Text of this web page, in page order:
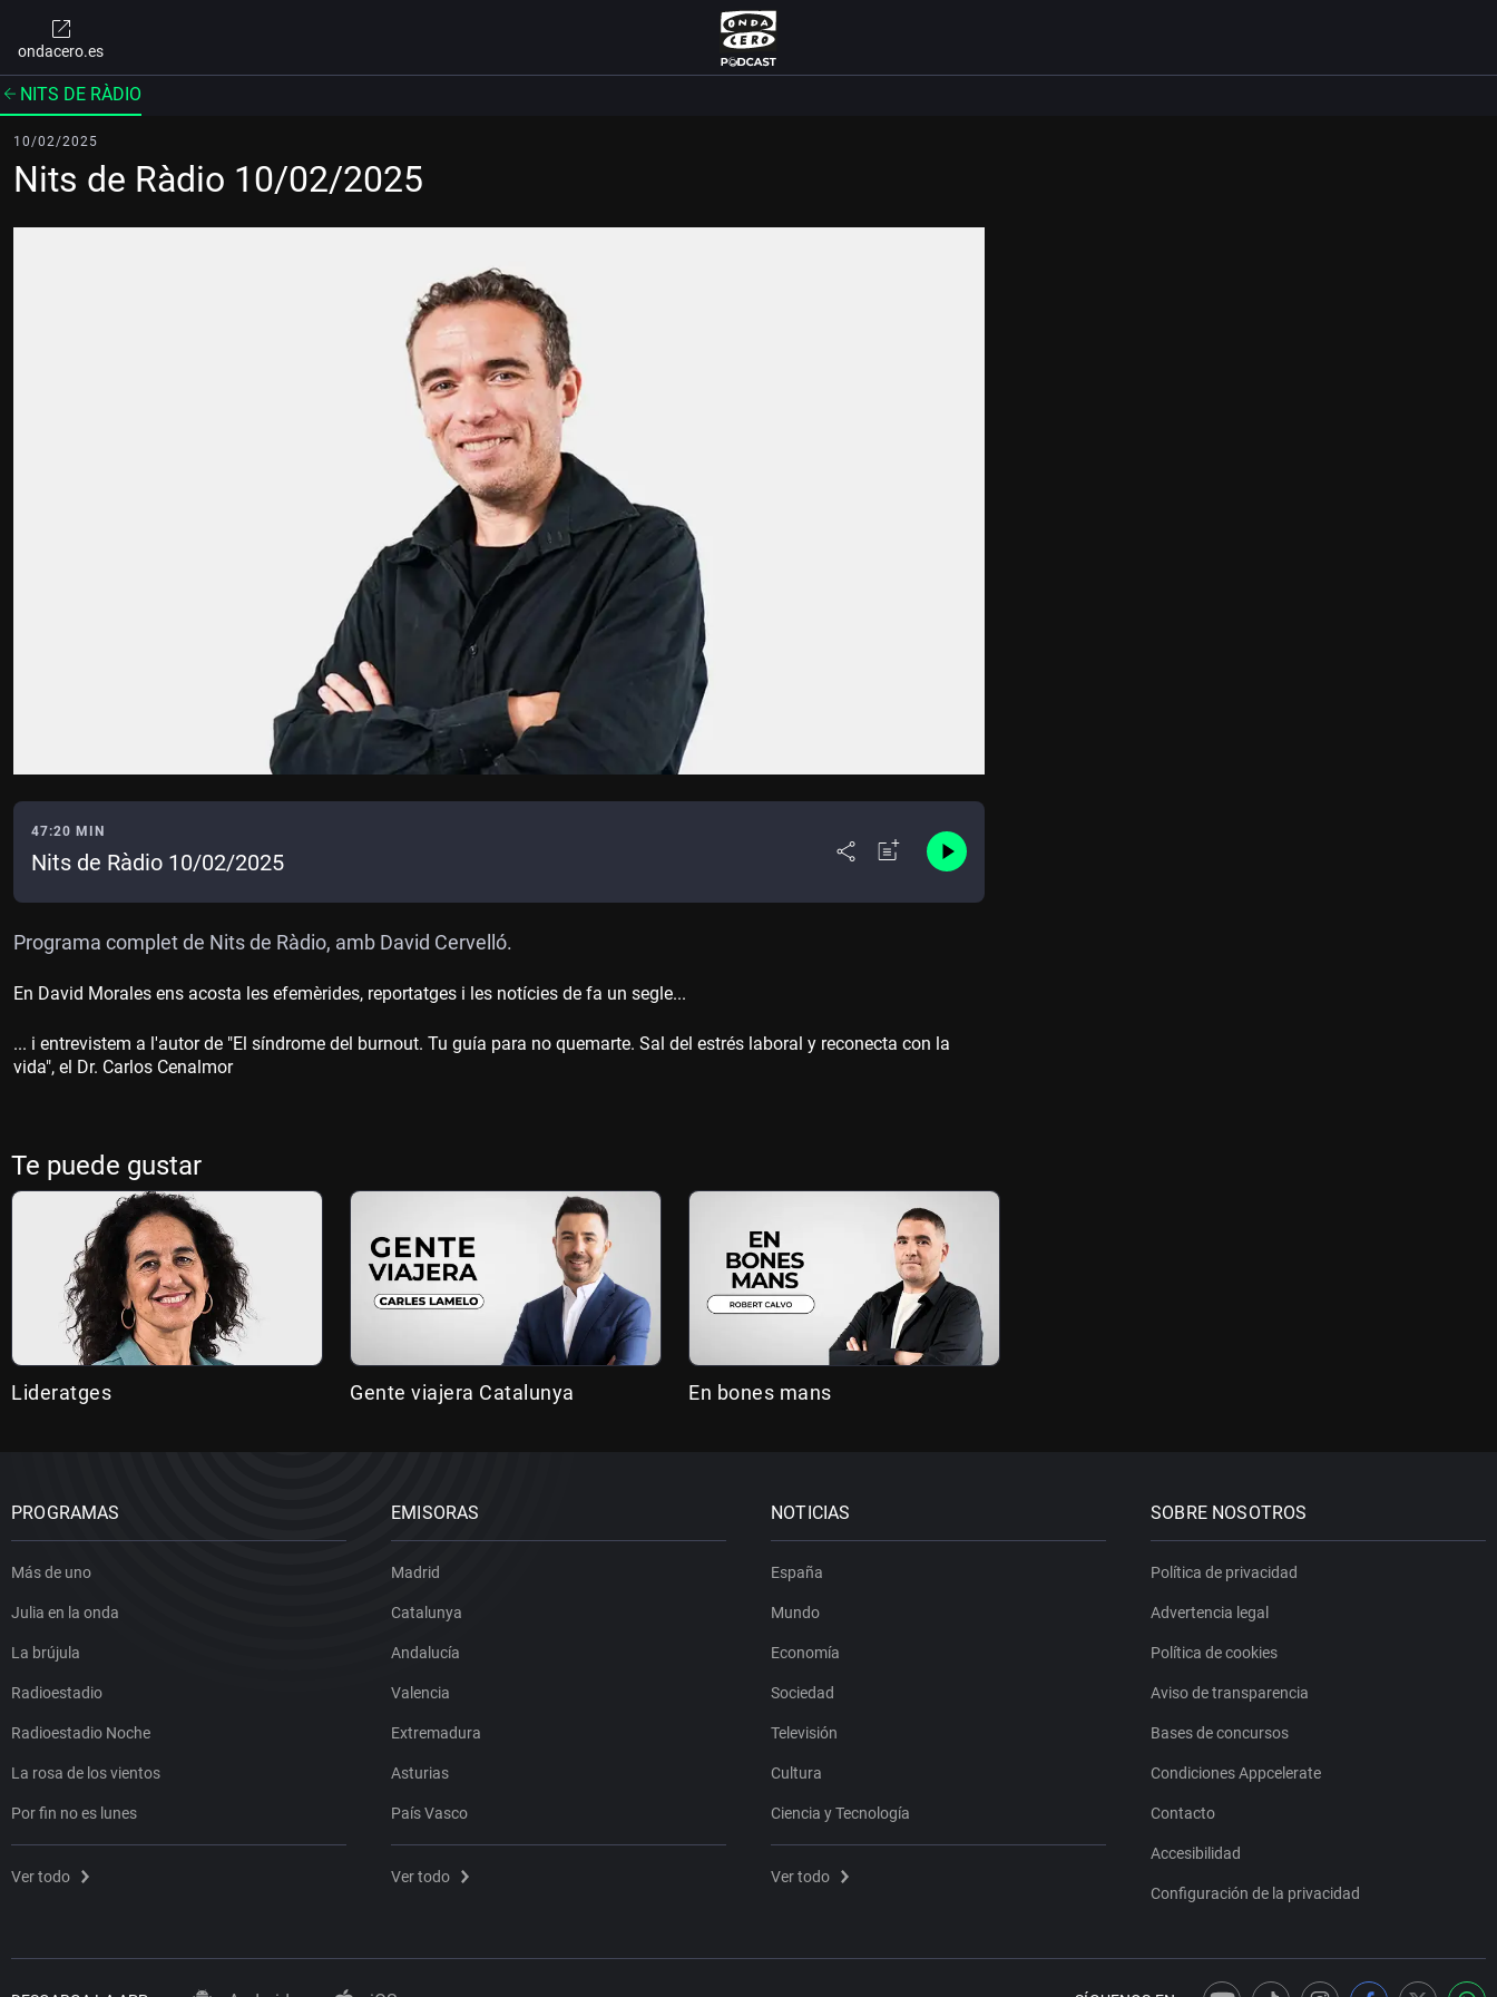
ondacero.es
NITS DE RÀDIO
10/02/2025
Nits de Ràdio 10/02/2025
47:20 MIN
Nits de Ràdio 10/02/2025
Programa complet de Nits de Ràdio, amb David Cervelló.
En David Morales ens acosta les efemèrides, reportatges i les notícies de fa un segle...
... i entrevistem a l'autor de "El síndrome del burnout. Tu guía para no quemarte. Sal del estrés laboral y reconecta con la
vida", el Dr. Carlos Cenalmor
Te puede gustar
Lideratges Gente viajera Catalunya En bones mans
PROGRAMAS
Más de uno
Julia en la onda
La brújula
Radioestadio
Radioestadio Noche
La rosa de los vientos
Por fin no es lunes
Ver todo
EMISORAS
Madrid
Catalunya
Andalucía
Valencia
Extremadura
Asturias
País Vasco
Ver todo
NOTICIAS
España
Mundo
Economía
Sociedad
Televisión
Cultura
Ciencia y Tecnología
Ver todo
SOBRE NOSOTROS
Política de privacidad
Advertencia legal
Política de cookies
Aviso de transparencia
Bases de concursos
Condiciones Appcelerate
Contacto
Accesibilidad
Configuración de la privacidad